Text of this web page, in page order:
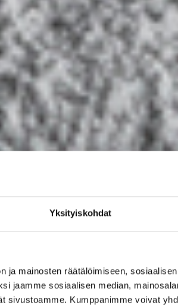
Yksityiskohdat
ja mainosten räätälöimiseen,
jaamme sosiaalisen median,
sivustoamme. Kumppanimme voivat